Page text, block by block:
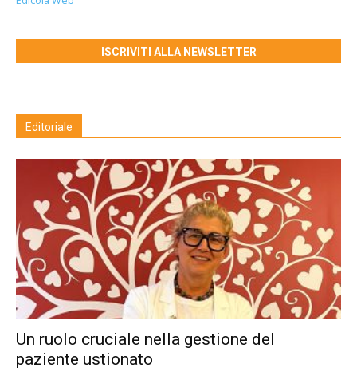
ISCRIVITI ALLA NEWSLETTER
Editoriale
Un ruolo cruciale nella gestione del
paziente ustionato